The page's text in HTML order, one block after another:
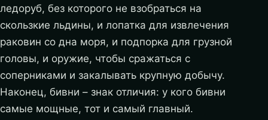
ледоруб, без которого не взобраться на
скользкие льдины, и лопатка для извлечения
раковин со дна моря, и подпорка для грузной
головы, и оружие, чтобы сражаться с
соперниками и закалывать крупную добычу.
Наконец, бивни – знак отличия: у кого бивни
самые мощные, тот и самый главный.